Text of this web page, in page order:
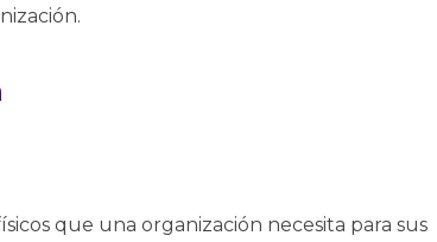
que una organización necesita para sus